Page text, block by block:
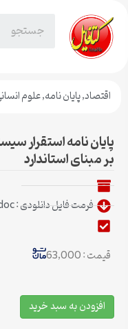
اقتصاد,پایان نامه,علوم
پایان نامه استقرار
بر مبنای استاندارد
فرمت فایل دانلودی : pdf , doc
قیمت : 63,000
افزودن به سبد خرید